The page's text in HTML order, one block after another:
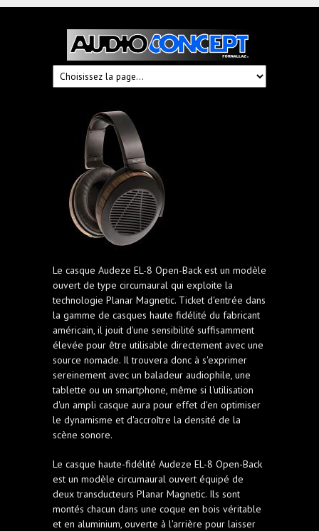
Audioconcept
Fornallaz
Le casque Audeze EL-8 Open-Back est un modèle
ouvert de type circumaural qui exploite la
technologie Planar Magnetic. Ticket d'entrée dans
la gamme de casques haute fidélité du fabricant
américain, il jouit d'une sensibilité suffisamment
élevée pour être utilisable directement avec une
source nomade. Il trouvera donc à s'exprimer
sereinement avec un baladeur audiophile, une
tablette ou un smartphone, même si l'utilisation
d'un ampli casque aura pour effet d'en optimiser
le dynamisme et d'accroître la densité de la
scène sonore.
Le casque haute-fidélité Audeze EL-8 Open-Back
est un modèle circumaural ouvert équipé de
deux transducteurs Planar Magnetic. Ils sont
montés chacun dans une coque en bois véritable
et en aluminium, ouverte à l'arrière pour laisser